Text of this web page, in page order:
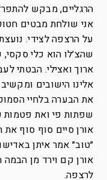
הרגליים, מבקש
אני שולחת מבטים
על הרצפה לצידי.
שהצ׳לו הוא כלי סקסי,
ארוך ואצילי. הבטתי
אלינו הישובים
את הבערה בלחיי
שפתות פי ואת פטמות
אורן סיים סוף סוף את
״טוב״ אמר איתן
אורן קם וירד מן
לרצפה.